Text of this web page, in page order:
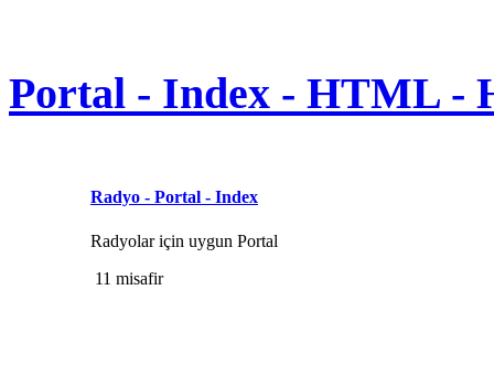
Portal - Index - HTML -
Radyo - Portal - Index
Radyolar için uygun Portal
11 misafir